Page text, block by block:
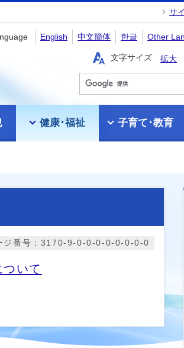
サ
English 中文簡体 한글 Other
文字サイズ 拡大
健康･福祉 子育て･教育
ジ番号：3170-9-0-0-0-0-0-0-0-0
いて